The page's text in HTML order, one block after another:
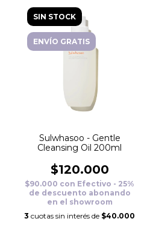
SIN STOCK
ENVÍO GRATIS
Sulwhasoo - Gentle
Cleansing Oil 200ml
$120.000
$90.000 con Efectivo - 25%
de descuento abonando
en el showroom
3 cuotas sin interés de $40.000